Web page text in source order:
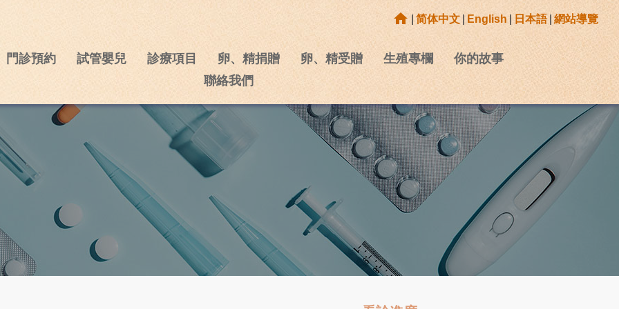
home | 简体中文 | English | 日本語| 網站導覽
門診預約 試管嬰兒 診療項目 卵、精捐贈 卵、精受贈 生殖專欄
你的故事
聯絡我們